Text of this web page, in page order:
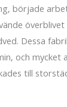
började
Dessa
och mycket
till